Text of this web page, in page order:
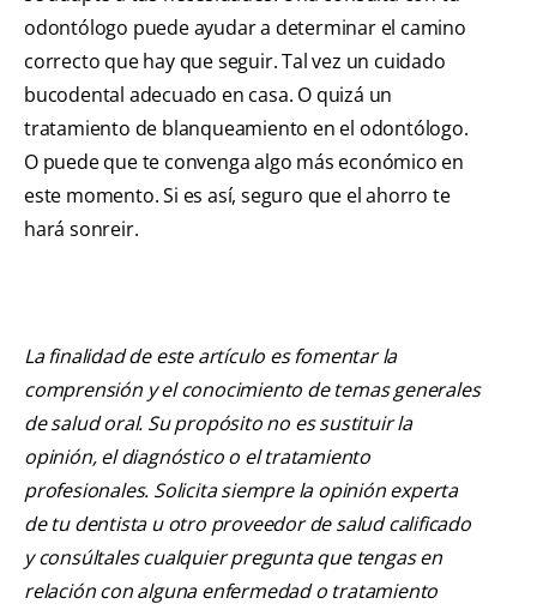
odontólogo puede ayudar a determinar el camino
correcto que hay que seguir. Tal vez un cuidado
bucodental adecuado en casa. O quizá un
tratamiento de blanqueamiento en el odontólogo.
O puede que te convenga algo más económico en
este momento. Si es así, seguro que el ahorro te
hará sonreir.
La finalidad de este artículo es fomentar la
comprensión y el conocimiento de temas generales
de salud oral. Su propósito no es sustituir la
opinión, el diagnóstico o el tratamiento
profesionales. Solicita siempre la opinión experta
de tu dentista u otro proveedor de salud calificado
y consúltales cualquier pregunta que tengas en
relación con alguna enfermedad o tratamiento